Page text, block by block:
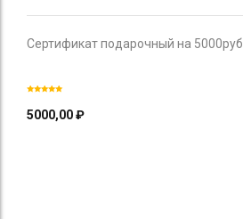
Сертификат подарочный на 5000руб.
5000,00₽